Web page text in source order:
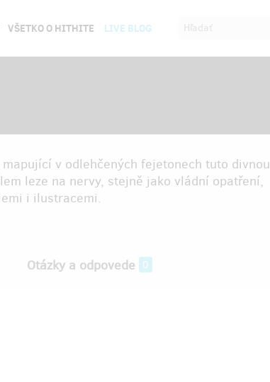
VŠETKO O HITHITE LIVE BLOG
v odlehčených fejetonech tuto divnou
leze na nervy, stejně jako vládní opatření,
i ilustracemi.
Otázky a odpovede 0